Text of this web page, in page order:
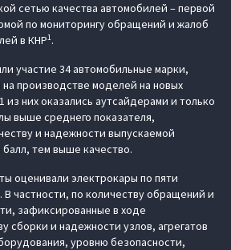
сетью качества автомобилей – первой
по мониторингу обращений и жалоб
в КНР1.
участие 34 автомобильные марки,
производстве моделей на новых
из них оказались аутсайдерами и только
выше среднего показателя,
и надежности выпускаемой
тем выше качество.
оценивали электрокары по пяти
частности, по количеству обращений и
зафиксированные в ходе
сборки и надежности узлов, агрегатов
уровню безопасности,